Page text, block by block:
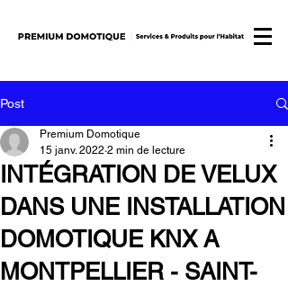
Post
INTÉGRATION DE VELUX
DANS UNE INSTALLATION
DOMOTIQUE KNX A
MONTPELLIER - SAINT-
Premium Domotique
15 janv. 2022 2 min de lecture